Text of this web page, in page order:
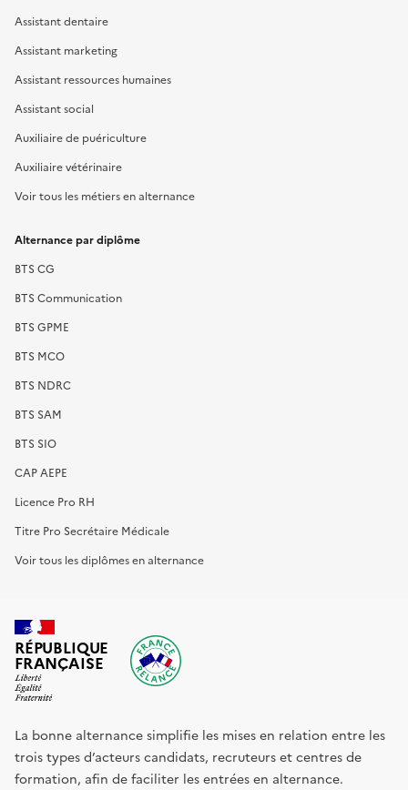
Assistant dentaire
Assistant marketing
Assistant ressources humaines
Assistant social
Auxiliaire de puériculture
Auxiliaire vétérinaire
Voir tous les métiers en alternance
Alternance par diplôme
BTS CG
BTS Communication
BTS GPME
BTS MCO
BTS NDRC
BTS SAM
BTS SIO
CAP AEPE
Licence Pro RH
Titre Pro Secrétaire Médicale
Voir tous les diplômes en alternance
RÉPUBLIQUE
FRANÇAISE
La bonne alternance simplifie les mises en relation entre les
trois types d’acteurs candidats, recruteurs et centres de
formation, afin de faciliter les entrées en alternance.